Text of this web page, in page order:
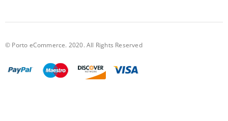
© Porto eCommerce. 2020. All Rights Reserved